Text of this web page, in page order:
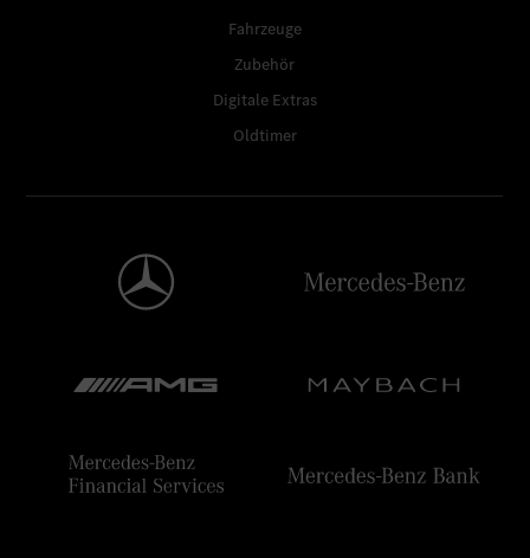
Fahrzeuge
Zubehör
Digitale Extras
Oldtimer